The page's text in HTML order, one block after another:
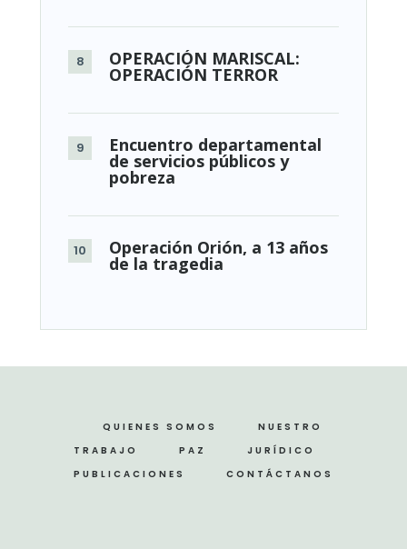
OPERACIÓN MARISCAL:
OPERACIÓN TERROR
Encuentro departamental
de servicios públicos y
pobreza
Operación Orión, a 13 años
de la tragedia
QUIENES SOMOS
NUESTRO
TRABAJO
PAZ
JURÍDICO
PUBLICACIONES
CONTÁCTANOS